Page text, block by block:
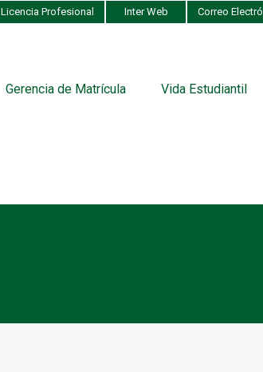
Licencia Profesional Inter Web Correo
Gerencia de Matrícula Vida Estudiantil